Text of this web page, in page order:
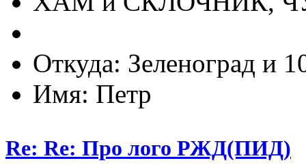
Откуда: Зеленоград и
Имя: Петр
Re: Re: Про лого РЖД(ПИД)